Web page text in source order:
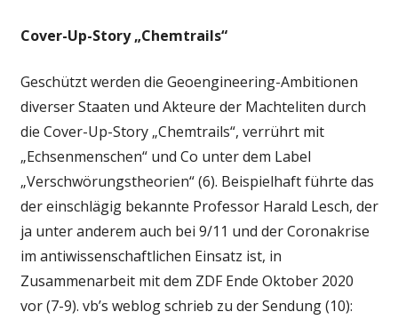
Cover-Up-Story „Chemtrails“
Geschützt werden die Geoengineering-Ambitionen
diverser Staaten und Akteure der Machteliten durch
die Cover-Up-Story „Chemtrails“, verrührt mit
„Echsenmenschen“ und Co unter dem Label
„Verschwörungstheorien“ (6). Beispielhaft führte das
der einschlägig bekannte Professor Harald Lesch, der
ja unter anderem auch bei 9/11 und der Coronakrise
im antiwissenschaftlichen Einsatz ist, in
Zusammenarbeit mit dem ZDF Ende Oktober 2020
vor (7-9). vb’s weblog schrieb zu der Sendung (10):